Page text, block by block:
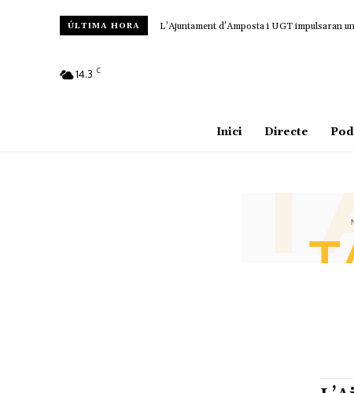
ÚLTIMA HORA L’Ajuntament d’Amposta i UGT impulsaran
14.3 C
Inici Directe